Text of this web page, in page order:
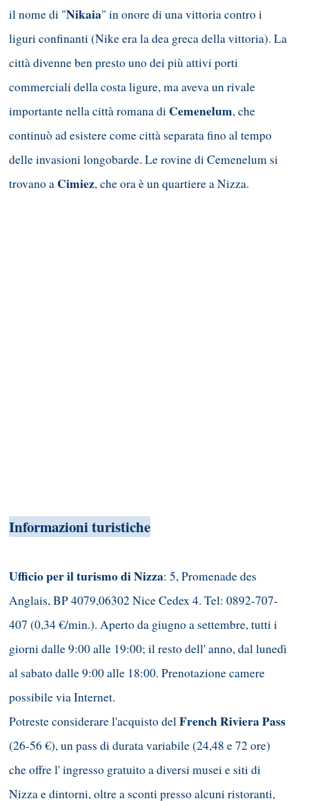
il nome di "Nikaia" in onore di una vittoria contro i
liguri confinanti (Nike era la dea greca della vittoria). La
città divenne ben presto uno dei più attivi porti
commerciali della costa ligure, ma aveva un rivale
importante nella città romana di Cemenelum, che
continuò ad esistere come città separata fino al tempo
delle invasioni longobarde. Le rovine di Cemenelum si
trovano a Cimiez, che ora è un quartiere a Nizza.
Informazioni turistiche
Ufficio per il turismo di Nizza: 5, Promenade des
Anglais, BP 4079,06302 Nice Cedex 4. Tel: 0892-707-
407 (0,34 €/min.). Aperto da giugno a settembre, tutti i
giorni dalle 9:00 alle 19:00; il resto dell' anno, dal lunedì
al sabato dalle 9:00 alle 18:00. Prenotazione camere
possibile via Internet.
Potreste considerare l'acquisto delFrench Riviera Pass
(26-56 €), un pass di durata variabile (24,48 e 72 ore)
che offre l' ingresso gratuito a diversi musei e siti di
Nizza e dintorni, oltre a sconti presso alcuni ristoranti,